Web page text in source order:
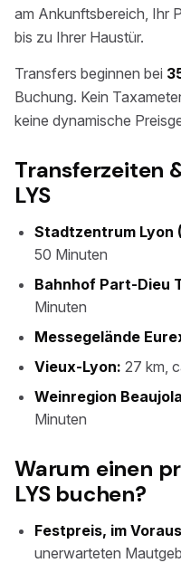
am Ankunftsbereich, Ihr
bis zu Ihrer Haustür.
Transfers beginnen bei
Buchung. Kein
keine dynamische
Transferzeiten
LYS
Stadtzentrum Lyon
50 Minuten
Bahnhof Part-Dieu
Minuten
Messegelände
Vieux-Lyon: 27 km,
Weinregion
Minuten
Warum einen
LYS buchen?
Festpreis, im
unerwarteten